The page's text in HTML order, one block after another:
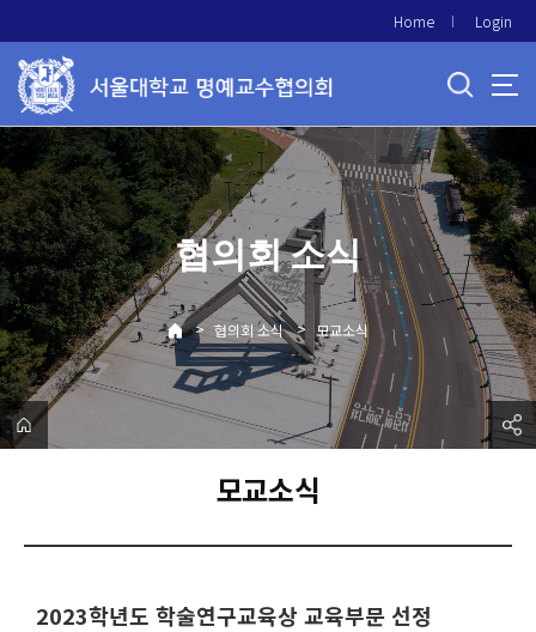
로
메
뉴
Home Login
협의회 소식
> 협의회 소식 > 모교소식
모교소식
2023학년도 학술연구교육상 교육부문 선정